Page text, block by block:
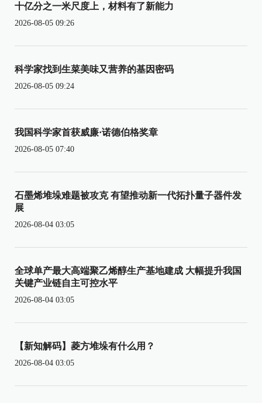
十亿分之一米尺度上，材料有了新能力
2026-08-05 09:26
科学家找到生菜美味又营养的基因密码
2026-08-05 09:24
我国科学家首获威廉·诺德伯格奖章
2026-08-05 07:40
石墨烯堆垛难题被攻克 有望推动新一代拓扑量子器件发
展
2026-08-04 03:05
全球单产最大高端聚乙烯醇生产基地建成 大幅提升我国
关键产业链自主可控水平
2026-08-04 03:05
【新知解码】菱方堆垛有什么用？
2026-08-04 03:05